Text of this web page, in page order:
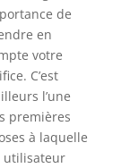
de
en
votre
C’est
l’une
premières
à laquelle
utilisateur